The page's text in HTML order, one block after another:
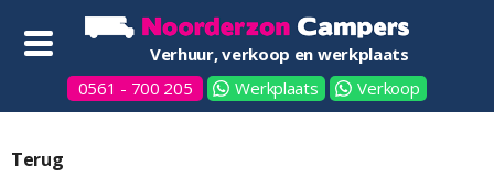
Verhuur, verkoop en werkplaats
0561 - 700 205
Werkplaats Verkoop
Terug